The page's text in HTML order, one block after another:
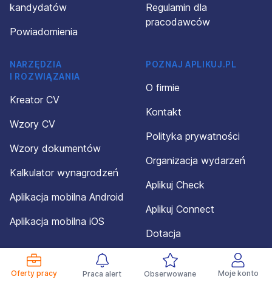
Oferty pracy Praca alert Obserwowane Moje konto
kandydatów
Powiadomienia
Regulamin dla
pracodawców
NARZĘDZIA
I ROZWIĄZANIA
Kreator CV
Wzory CV
Wzory dokumentów
Kalkulator wynagrodzeń
Aplikacja mobilna Android
Aplikacja mobilna iOS
POZNAJ APLIKUJ.PL
O firmie
Kontakt
Polityka prywatności
Organizacja wydarzeń
Aplikuj Check
Aplikuj Connect
Dotacja
Mapa serwisu